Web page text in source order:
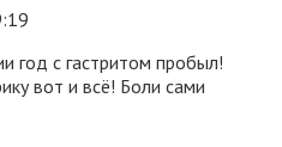
год с гастритом пробыл!
вот и всё! Боли сами